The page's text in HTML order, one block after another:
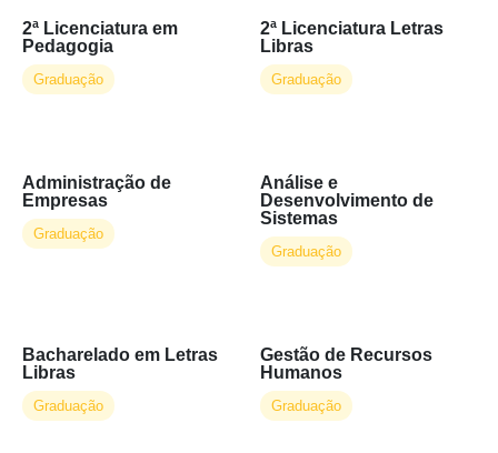
Pós-Graduação
Pós-Graduação 4.0
Técnico
Tipo
Híbrido
Presencial
2ª Licenciatura em
Pedagogia
Graduação
2ª Licenciatura Letras
Libras
Graduação
Administração de
Empresas
Graduação
Análise e
Desenvolvimento de
Sistemas
Graduação
Bacharelado em Letras
Libras
Graduação
Gestão de Recursos
Humanos
Graduação